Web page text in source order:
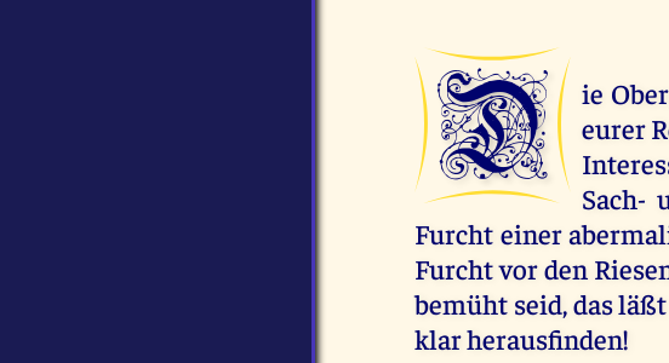
D
ie
eurer
Sach-
Furcht einer
Furcht vor den
bemüht seid, das
klar herausfinden!